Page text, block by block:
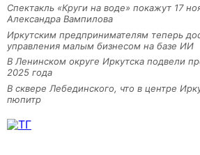
Спектакль «Круги на воде» покажут 17
Александра Вампилова
Иркутским предпринимателям теперь
управления малым бизнесом на базе ИИ
В Ленинском округе Иркутска подвели
2025 года
В сквере Лебединского, что в центре
пюпитр